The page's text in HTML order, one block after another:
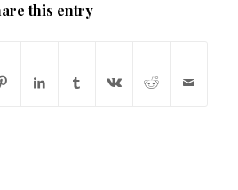
this entry